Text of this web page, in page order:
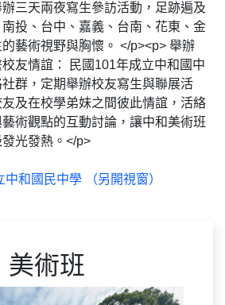
三天兩夜寫生參訪活動，足跡遍及
投、台中、嘉義、台南、花東、金
藝術視野與胸懷。 </p><p> 舉辦
友情誼： 民國101年成立中和國中
群，定期舉辦校友寫生與聯展活
及在校學弟妹之間彼此情誼，活絡
術觀點的互動討論，讓中和美術班
光發熱。</p>
中和國民中學 （另開視窗）
美術班